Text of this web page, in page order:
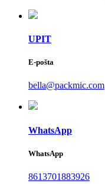
UPIT
E-pošta
bella@packmic.com
WhatsApp
WhatsApp
8613701883926